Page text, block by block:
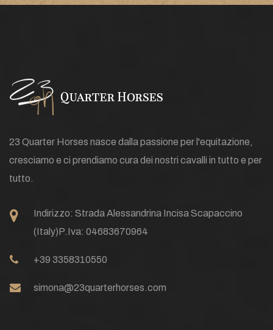
23 Quarter Horses nasce dalla passione per l'equitazione,
cresciamo e ci prendiamo cura dei nostri cavalli in tutto e per
tutto.
Indirizzo: Strada Alessandrina Incisa Scapaccino
(Italy)P.Iva: 04683670964
+39 3358310550
simona@23quarterhorses.com